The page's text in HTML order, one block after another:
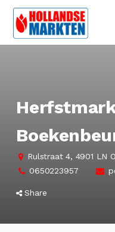
Rulstraat 4, 4901 LN
0650223957
Share